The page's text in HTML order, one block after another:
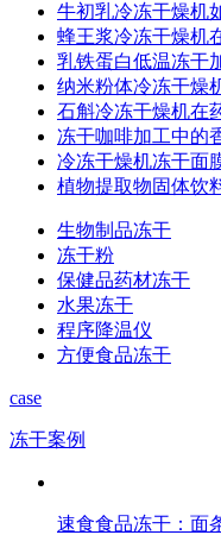
牛初乳冷冻干燥机
蜂王浆冷冻干燥机
乳铁蛋白低温冻干
纳米粉体冷冻干燥
石斛冷冻干燥机在
冻干咖啡加工中的
冷冻干燥机冻干面
植物提取物固体饮
生物制品冻干
冻干粉
保健品药材冻干
水果冻干
程序降温仪
方便食品冻干
case
冻干案例
速食食品冻干：面